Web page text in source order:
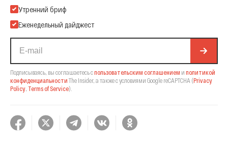
Подпишитесь на нашу Email-рассылку
Утренний бриф
Еженедельный дайджест
Подписываясь, вы соглашаетесь спользовательским соглашением и политикой
конфиденциальности The Insider, а также с условиями Google reCAPTCHA (Privacy
Policy, Terms of Service).